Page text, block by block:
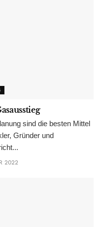
sind die besten Mittel
Gründer und
2022